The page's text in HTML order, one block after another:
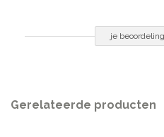
je
Gerelateerde producten